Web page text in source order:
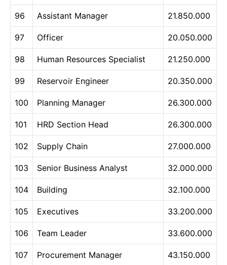
96 Assistant Manager 21.850.000
97 Officer 20.050.000
98 Human Resources Specialist 21.250.000
99 Reservoir Engineer 20.350.000
100 Planning Manager 26.300.000
101 HRD Section Head 26.300.000
102 Supply Chain 27.000.000
103 Senior Business Analyst 32.000.000
104 Building 32.100.000
105 Executives 33.200.000
106 Team Leader 33.600.000
107 Procurement Manager 43.150.000